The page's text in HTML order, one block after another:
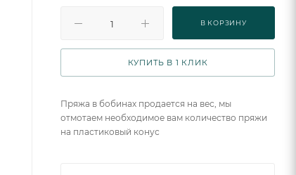
В КОРЗИНУ
КУПИТЬ В 1 КЛИК
Пряжа в бобинах продается на вес, мы
отмотаем необходимое вам количество пряжи
на пластиковый конус